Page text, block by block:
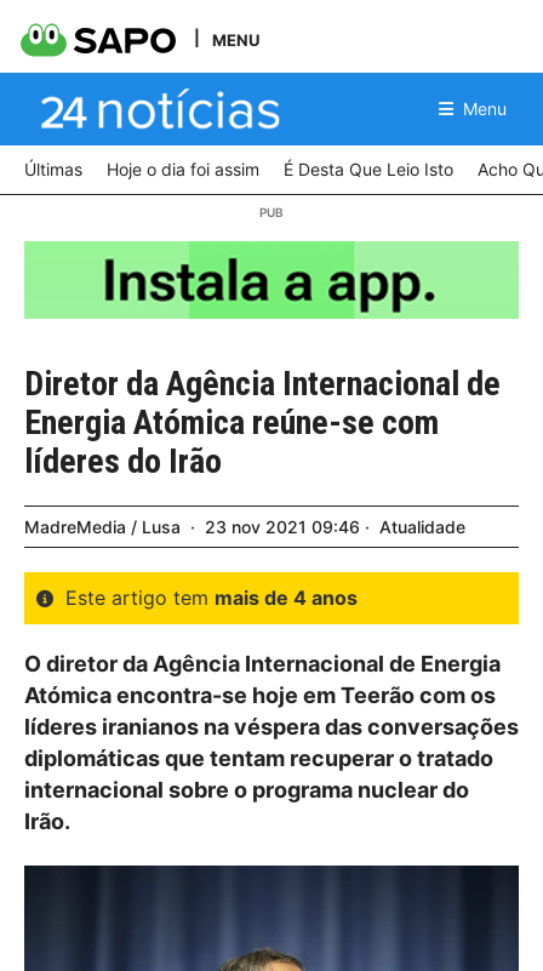
MENU
Menu
Últimas Hoje o dia foi assim É Desta Que Leio Isto Acho
Diretor da Agência Internacional de
Energia Atómica reúne-se com
líderes do Irão
MadreMedia / Lusa 23 nov 2021 09:46 Atualidade
Este artigo tem mais de 4 anos
O diretor da Agência Internacional de Energia
Atómica encontra-se hoje em Teerão com os
líderes iranianos na véspera das conversações
diplomáticas que tentam recuperar o tratado
internacional sobre o programa nuclear do
Irão.